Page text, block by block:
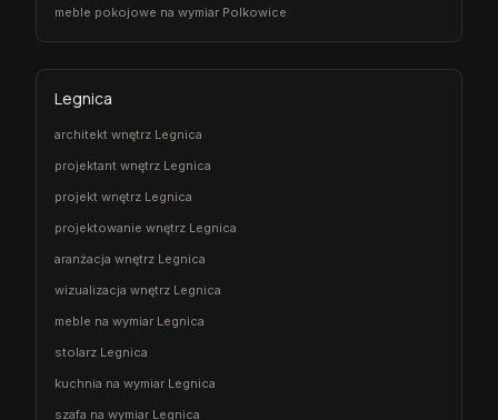
meble pokojowe na wymiar Polkowice
Legnica
architekt wnętrz Legnica
projektant wnętrz Legnica
projekt wnętrz Legnica
projektowanie wnętrz Legnica
aranżacja wnętrz Legnica
wizualizacja wnętrz Legnica
meble na wymiar Legnica
stolarz Legnica
kuchnia na wymiar Legnica
szafa na wymiar Legnica